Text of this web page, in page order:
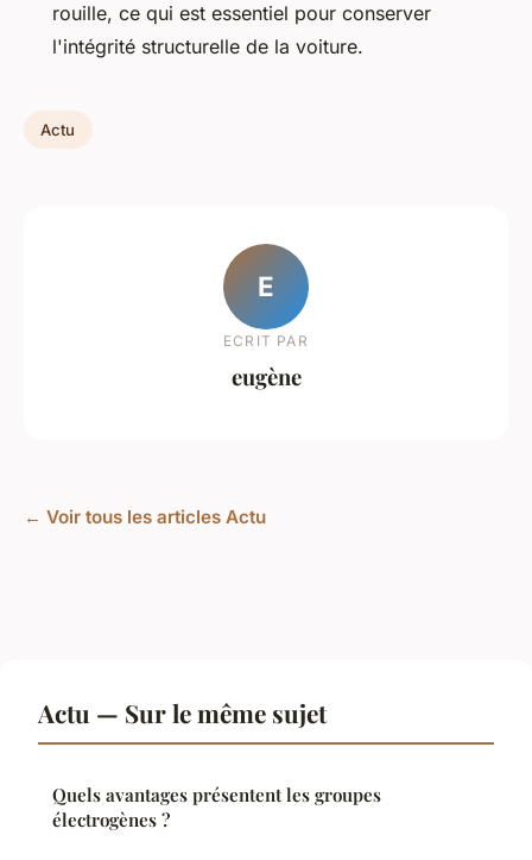
rouille, ce qui est essentiel pour conserver
l'intégrité structurelle de la voiture.
Actu
E
ECRIT PAR
eugène
← Voir tous les articles Actu
Actu — Sur le même sujet
Quels avantages présentent les groupes
électrogènes ?